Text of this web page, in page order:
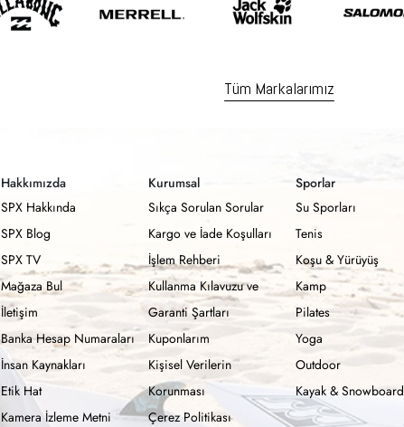
Tüm Markalarımız
Hakkımızda
SPX Hakkında
SPX Blog
SPX TV
Mağaza Bul
İletişim
Banka Hesap Numaraları
İnsan Kaynakları
Etik Hat
Kamera İzleme Metni
Kurumsal
Sıkça Sorulan Sorular
Kargo ve İade Koşulları
İşlem Rehberi
Kullanma Kılavuzu ve
Garanti Şartları
Kuponlarım
Kişisel Verilerin
Korunması
Çerez Politikası
Sporlar
Su Sporları
Tenis
Koşu & Yürüyüş
Kamp
Pilates
Yoga
Outdoor
Kayak & Snowboard